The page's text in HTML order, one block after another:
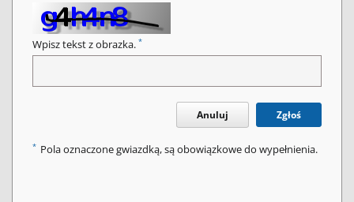
Wpisz tekst z obrazka. *
Anuluj Zgłoś
* Pola oznaczone gwiazdką, są obowiązkowe do wypełnienia.